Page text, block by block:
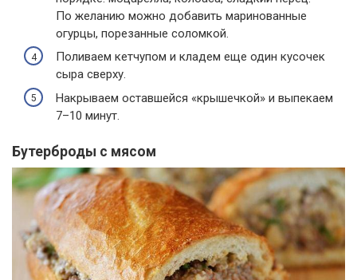
По желанию можно добавить маринованные
огурцы, порезанные соломкой.
Поливаем кетчупом и кладем еще один кусочек
сыра сверху.
Накрываем оставшейся «крышечкой» и выпекаем
7–10 минут.
Бутерброды с мясом